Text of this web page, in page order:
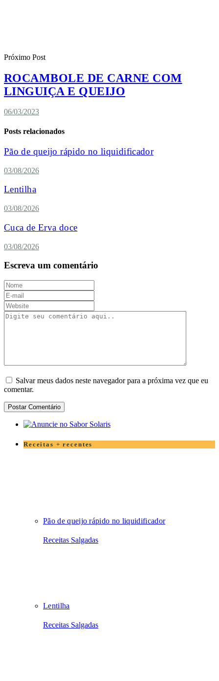
Próximo Post
ROCAMBOLE DE CARNE COM
LINGUIÇA E QUEIJO
06/03/2023
Posts relacionados
Pão de queijo rápido no liquidificador
03/08/2026
Lentilha
03/08/2026
Cuca de Erva doce
03/08/2026
Escreva um comentário
Salvar meus dados neste navegador para a próxima vez que eu
comentar.
Receitas + recentes
Pão de queijo rápido no liquidificador
Receitas Salgadas
Lentilha
Receitas Salgadas